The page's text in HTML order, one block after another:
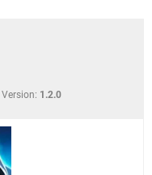
Version: 1.2.0